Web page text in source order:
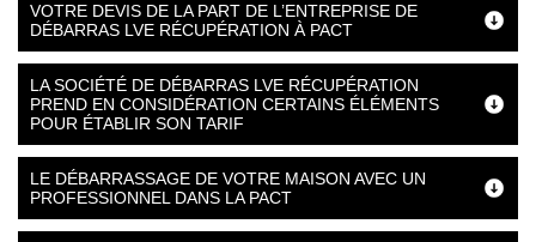
VOTRE DEVIS DE LA PART DE L’ENTREPRISE DE
DÉBARRAS LVE RÉCUPÉRATION À PACT
LA SOCIÉTÉ DE DÉBARRAS LVE RÉCUPÉRATION
PREND EN CONSIDÉRATION CERTAINS ÉLÉMENTS
POUR ÉTABLIR SON TARIF
LE DÉBARRASSAGE DE VOTRE MAISON AVEC UN
PROFESSIONNEL DANS LA PACT